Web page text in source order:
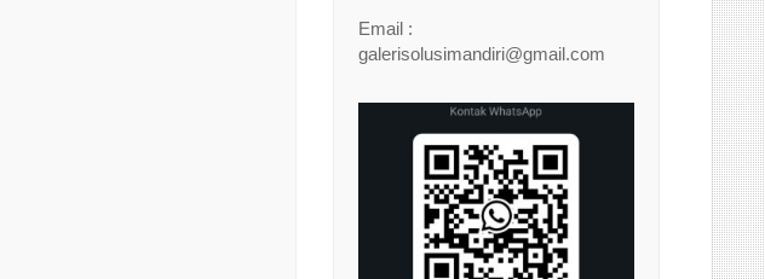
Email :
galerisolusimandiri@gmail.com